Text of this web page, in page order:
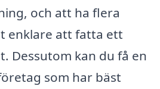
och att ha flera
enklare att fatta ett
Dessutom kan du få en
som har bäst